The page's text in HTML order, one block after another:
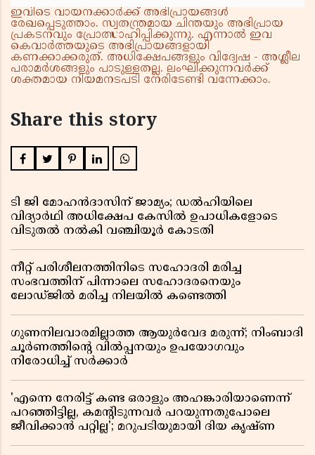
ഇവിടെ വായനക്കാർക്ക് അഭിപ്രായങ്ങൾ
രേഖപ്പെടുത്താം. സ്വതന്ത്രമായ ചിന്തയും അഭിപ്രായ
പ്രകടനവും പ്രോത്സാഹിപ്പിക്കുന്നു. എന്നാൽ ഇവ
കെവാർത്തയുടെ അഭിപ്രായങ്ങളായി
കണക്കാക്കരുത്. അധിക്ഷേപങ്ങളും വിദ്വേഷ - അശ്ലീല
പരാമർശങ്ങളും പാടുള്ളതല്ല. ലംഘിക്കുന്നവർക്ക്
ശക്തമായ നിയമനടപടി നേരിടേണ്ടി വന്നേക്കാം.
Share this story
ടി ജി മോഹൻദാസിന് ജാമ്യം; ഡൽഹിയിലെ
വിദ്യാർഥി അധിക്ഷേപ കേസിൽ ഉപാധികളോടെ
വിടുതൽ നൽകി വഞ്ചിയൂർ കോടതി
നീറ്റ് പരിശീലനത്തിനിടെ സഹോദരി മരിച്ച
സംഭവത്തിന് പിന്നാലെ സഹോദരനെയും
ലോഡ്ജിൽ മരിച്ച നിലയിൽ കണ്ടെത്തി
ഗുണനിലവാരമില്ലാത്ത ആയുർവേദ മരുന്ന്; നിംബാദി
ചൂർണത്തിൻ്റെ വിൽപ്പനയും ഉപയോഗവും
നിരോധിച്ച് സർക്കാർ
'എന്നെ നേരിട്ട് കണ്ട ഒരാളും അഹങ്കാരിയാണെന്ന്
പറഞ്ഞിട്ടില്ല, കമൻ്റിടുന്നവർ പറയുന്നതുപോലെ
ജീവിക്കാൻ പറ്റില്ല'; മറുപടിയുമായി ദിയ കൃഷ്ണ